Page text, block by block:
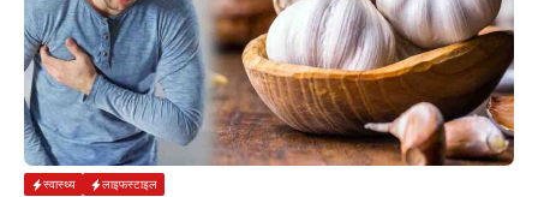
स्वास्थ्य लाइफस्टाइल